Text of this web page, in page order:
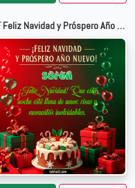
GIF Feliz Navidad y Próspero Año Nuevo para Soren